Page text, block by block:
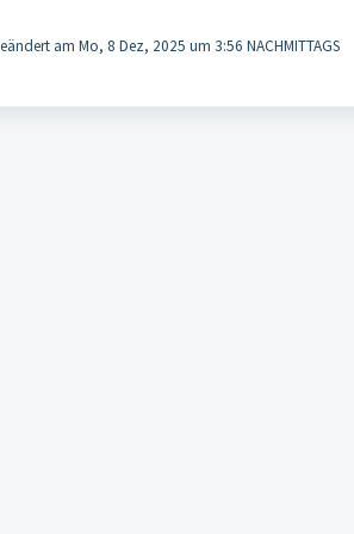
am Mo, 8 Dez, 2025 um 3:56 NACHMITTAGS